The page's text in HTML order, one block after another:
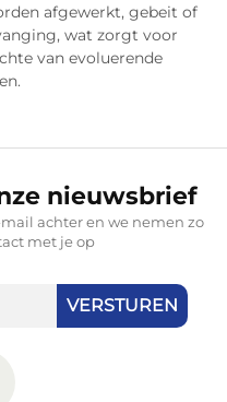
afgewerkt, gebeit of
wat zorgt voor
van evoluerende
nieuwsbrief
achter en we nemen zo
met je op
VERSTUREN